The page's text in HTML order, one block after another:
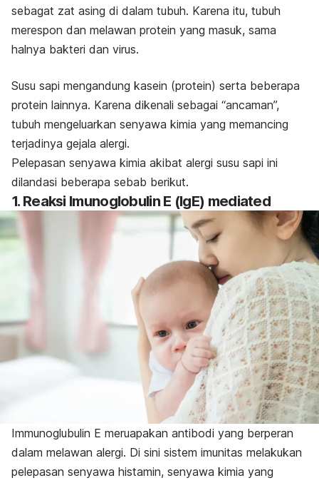
sebagat zat asing di dalam tubuh. Karena itu, tubuh
merespon dan melawan protein yang masuk, sama
halnya bakteri dan virus.
Susu sapi mengandung kasein (protein) serta beberapa
protein lainnya. Karena dikenali sebagai “ancaman”,
tubuh mengeluarkan senyawa kimia yang memancing
terjadinya gejala alergi.
Pelepasan senyawa kimia akibat alergi susu sapi ini
dilandasi beberapa sebab berikut.
1. Reaksi Imunoglobulin E (IgE) mediated
Immunoglubulin E meruapakan antibodi yang berperan
dalam melawan alergi. Di sini sistem imunitas melakukan
pelepasan senyawa histamin, senyawa kimia yang